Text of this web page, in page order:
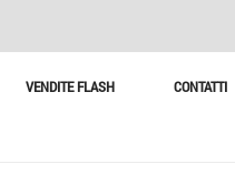
VENDITE FLASH CONTATTI